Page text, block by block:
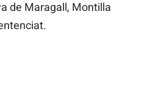
de Maragall, Montilla